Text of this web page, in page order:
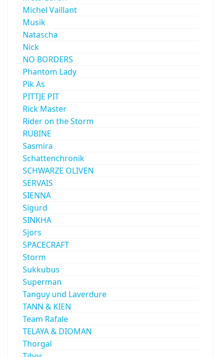
Michel Vaillant
Musik
Natascha
Nick
NO BORDERS
Phantom Lady
Pik As
PITTJE PIT
Rick Master
Rider on the Storm
RUBINE
Sasmira
Schattenchronik
SCHWARZE OLIVEN
SERVAIS
SIENNA
Sigurd
SINKHA
Sjors
SPACECRAFT
Storm
Sukkubus
Superman
Tanguy und Laverdure
TANN & KIEN
Team Rafale
TELAYA & DIOMAN
Thorgal